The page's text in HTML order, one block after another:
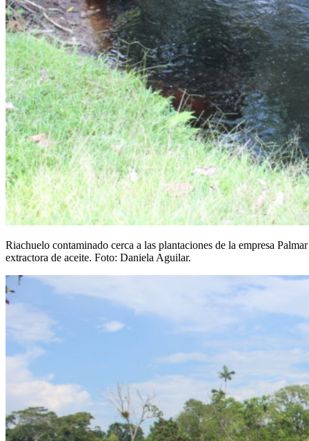
Riachuelo contaminado cerca a las plantaciones de la empresa
extractora de aceite. Foto: Daniela Aguilar.